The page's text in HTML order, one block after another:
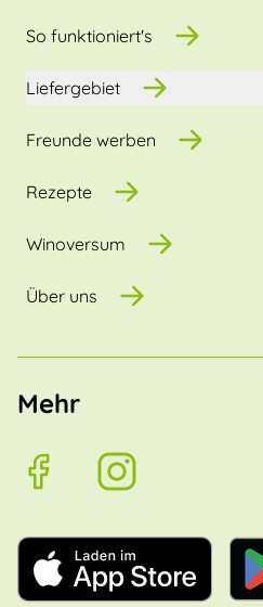
So funktioniert's
Liefergebiet
Freunde werben
Rezepte
Winoversum
Über uns
Mehr